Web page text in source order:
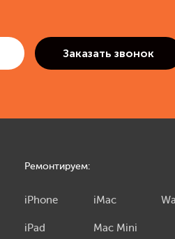
Ремонтируем:
iPhone
iPad
iMac
Mac Mini